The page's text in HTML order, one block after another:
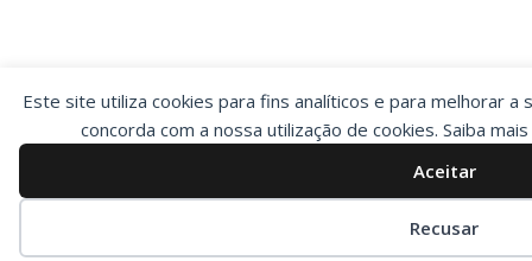
Este site utiliza cookies para fins analíticos e para melhorar a
concorda com a nossa utilização de cookies. Saiba
Aceitar
Recusar